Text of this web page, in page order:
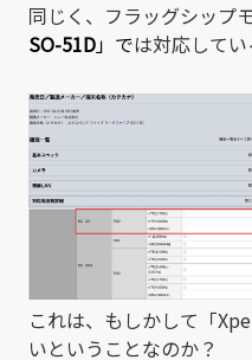
同じく、フラッグシップ
SO-51D」では対応してい
これは、もしかして「
いということなのか？